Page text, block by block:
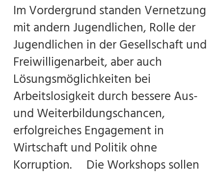
Im Vordergrund standen Vernetzung
mit andern Jugendlichen, Rolle der
Jugendlichen in der Gesellschaft und
Freiwilligenarbeit, aber auch
Lösungsmöglichkeiten bei
Arbeitslosigkeit durch bessere Aus-
und Weiterbildungschancen,
erfolgreiches Engagement in
Wirtschaft und Politik ohne
Korruption. Die Workshops sollen